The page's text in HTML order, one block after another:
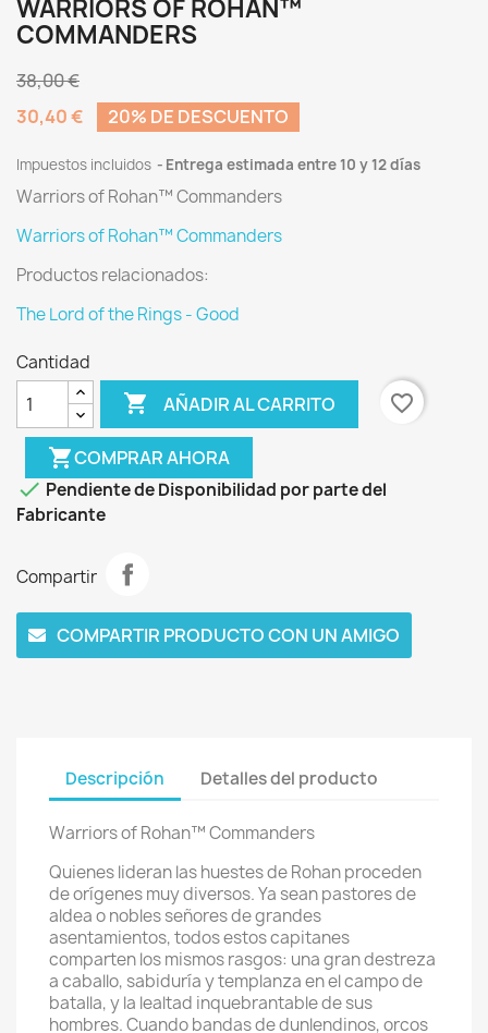
WARRIORS OF ROHAN™
COMMANDERS
38,00 €
30,40 €
20% DE DESCUENTO
Impuestos incluidos Entrega estimada entre 10 y 12 días
Warriors of Rohan™ Commanders
Warriors of Rohan™ Commanders
Productos relacionados:
The Lord of the Rings - Good
Cantidad
 AÑADIR AL CARRITO favorite_border
shopping_cartCOMPRAR AHORA
 Pendiente de Disponibilidad por parte del
Fabricante
Compartir
COMPARTIR PRODUCTO CON UN AMIGO
Descripción Detalles del producto
Warriors of Rohan™ Commanders
Quienes lideran las huestes de Rohan proceden
de orígenes muy diversos. Ya sean pastores de
aldea o nobles señores de grandes
asentamientos, todos estos capitanes
comparten los mismos rasgos: una gran destreza
a caballo, sabiduría y templanza en el campo de
batalla, y la lealtad inquebrantable de sus
hombres. Cuando bandas de dunlendinos, orcos